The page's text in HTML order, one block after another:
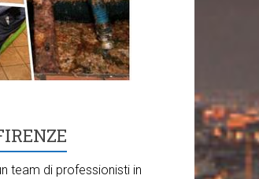
team di professionisti in